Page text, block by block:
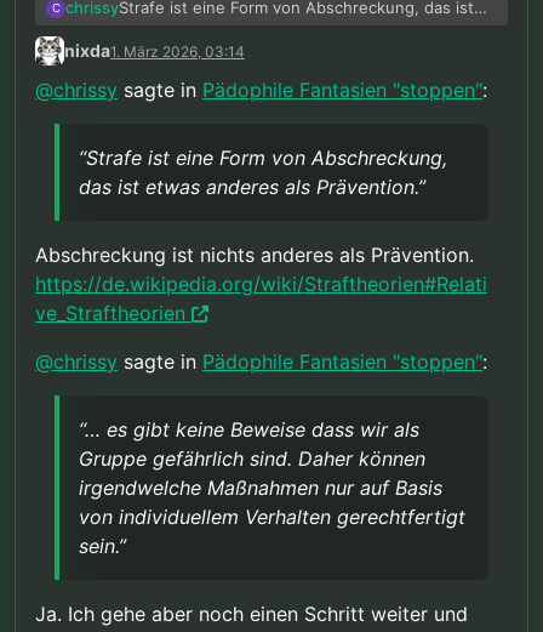
C chrissyStrafe ist eine Form von Abschreckung, das ist
etwas anderes als Prävention.
Ausgangspunkt dieser Diskussion war die
uns eine akute Gefahr darstellt, einfach weil wir
gibt, wie ich mehrfach geschrieben habe!
Aber alle meine Aussagen hier müssen unter
dieser Annahme verstanden werden.
In Wirklichkeit hast du natürlich recht, es gibt
sind. Daher können irgendwelche Maßnahmen
nur auf Basis von individuellem Verhalten
gerechtfertigt sein.
nixda1. März 2026, 03:14
@chrissy sagte in Pädophile Fantasien "stoppen":
“Strafe ist eine Form von Abschreckung,
das ist etwas anderes als Prävention.”
Abschreckung ist nichts anderes als Prävention.
https://de.wikipedia.org/wiki/Straftheorien#Relati
ve_Straftheorien
@chrissy sagte in Pädophile Fantasien "stoppen":
“… es gibt keine Beweise dass wir als
Gruppe gefährlich sind. Daher können
irgendwelche Maßnahmen nur auf Basis
von individuellem Verhalten gerechtfertigt
sein.”
Ja. Ich gehe aber noch einen Schritt weiter und